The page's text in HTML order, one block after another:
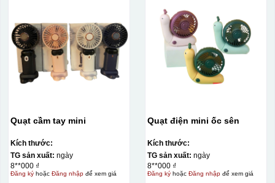
Kiểu in:
Quạt cầm tay mini
Kích thước:
TG sản xuất: ngày
8**000 ₫
Đăng kýhoặc Đăng nhậpđể xem giá
Quạt điện mini ốc sên
Kích thước:
TG sản xuất: ngày
8**000 ₫
Đăng kýhoặc Đăng nhậpđể xem giá